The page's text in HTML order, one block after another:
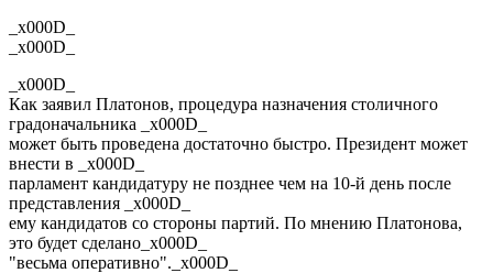
_x000D_
_x000D_
_x000D_
Как заявил Платонов, процедура назначения столичного
градоначальника _x000D_
может быть проведена достаточно быстро. Президент может
внести в _x000D_
парламент кандидатуру не позднее чем на 10-й день после
представления _x000D_
ему кандидатов со стороны партий. По мнению Платонова,
это будет сделано_x000D_
"весьма оперативно"._x000D_